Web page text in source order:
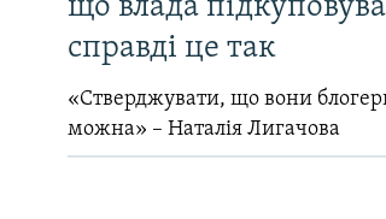
що влада
справді це так
«Стверджувати, що вони
можна» – Наталія Лигачова